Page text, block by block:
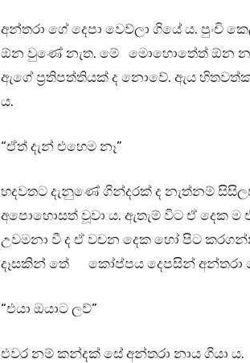
අන්තරා ගේ දෙපා වෙව්ලා ගියේ ය. පුංචි
ඕන වුණේ නැත. මේ මොහොතේත් ඕන
ඇගේ ප්‍රතිපත්තියක් ද නොවේ. ඇය
ය.
“ඒත් දැන් එහෙම නෑ”
හදවතට දැනුණේ ගින්දරක් ද නැත්නම්
අපොහොසත් වූවා ය. ඇතැම් විට ඒ දෙක ම
උවමනා වී ද ඒ වචන දෙක හෝ පිට
දෑසකින් තේ කෝප්පය දෙපසින් අන්තරා
“එයා ඔයාට ලව්”
එවර නම් කන්දක් සේ අන්තරා නාය ගියා ය.